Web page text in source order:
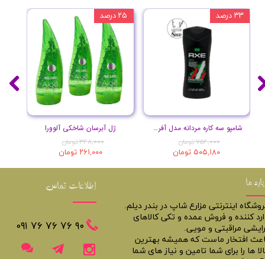
ژل آبرسان شاخکی آلوورا
۳۴۸,۰۰۰ تومان
۲۶۱,۰۰۰ تومان
۲۵ درصد
شامپو سه کاره مردانه مدل آفریقا حجم 400 میل
۷۵۴,۰۰۰ تومان
۵۰۵,۱۸۰ تومان
۳۳ درصد
ما
اینترنتی مزارع شاپ در بندر دیلم.
کننده و فروش عمده و تکی کالاهای
مراقبتی و مویی.
افتخار ماست که همیشه بهترین
ها را برای شما تامین و نیاز های شما
اطلاعات تماس
​​٩٠ ٧۶ ٧۶ ٧۶ ٠٩١